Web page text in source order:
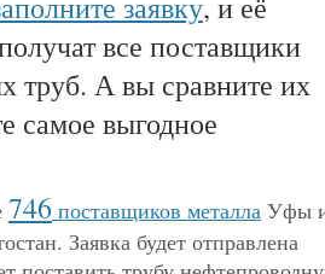
все поставщики
труб. А вы сравните их
самое выгодное
746 поставщиков металла Уфы
Заявка будет отправлена